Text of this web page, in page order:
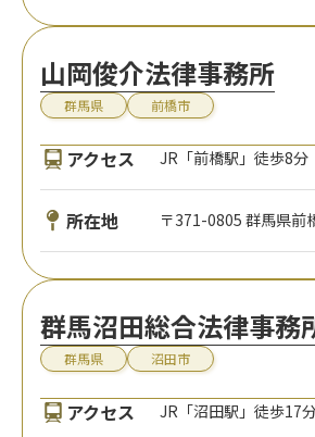
山岡俊介法律事務所
群馬県 前橋市
アクセス JR「前橋駅」徒歩8分
所在地 〒371-0805 群馬県前
群馬沼田総合法律事務
群馬県 沼田市
アクセス JR「沼田駅」徒歩17